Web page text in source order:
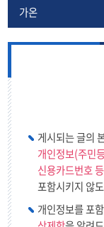
꼬북이
가온
솔기와
한울타리
게시되는 글의
개인정보(주민
신용카드번호
포함시키지 않
개인정보를 포